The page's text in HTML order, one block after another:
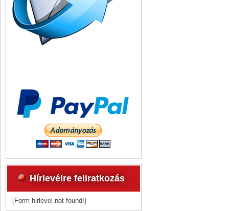
Hírlevélre feliratkozás
[Form hirlevel not found!]